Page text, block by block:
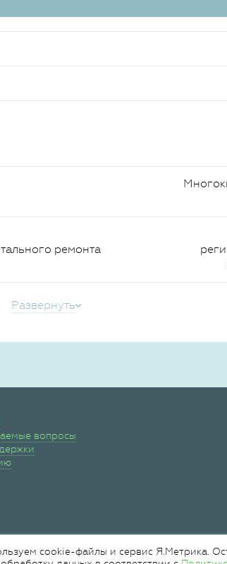
ремонта
Развернуть
вопросы
cookie-файлы и сервис Я.Метрика.